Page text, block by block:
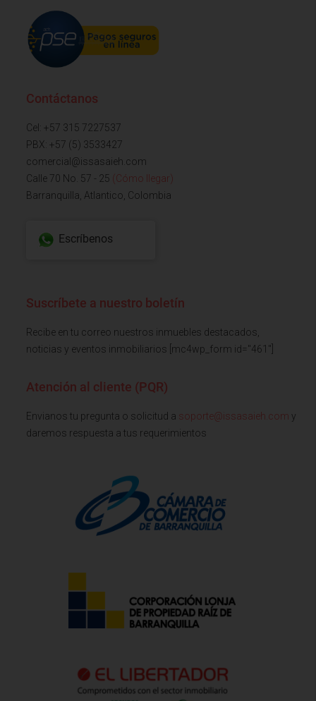
Contáctanos
Cel: +57 315 7227537
PBX: +57 (5) 3533427
comercial@issasaieh.com
Calle 70 No. 57 - 25 (Cómo llegar)
Barranquilla, Atlantico, Colombia
Escríbenos
Suscríbete a nuestro boletín
Recibe en tu correo nuestros inmuebles destacados,
noticias y eventos inmobiliarios [mc4wp_form id="461"]
Atención al cliente (PQR)
Envianos tu pregunta o solicitud a soporte@issasaieh.com y
daremos respuesta a tus requerimientos